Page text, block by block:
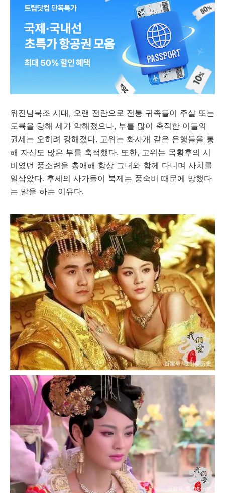
위진남북조 시대, 오랜 전란으로 전통 귀족들이 주살 또는
도륙을 당해 세가 약해졌으나, 부를 많이 축적한 이들의
권세는 오히려 강해졌다. 고위는 화사개 같은 은행들을 통
해 자신도 많은 부를 축적했다. 또한, 고위는 목황후의 시
비였던 풍소련을 총애해 항상 그녀와 함께 다니며 사치를
일삼았다. 후세의 사가들이 북제는 풍숙비 때문에 망했다
는 말을 하는 이유다.